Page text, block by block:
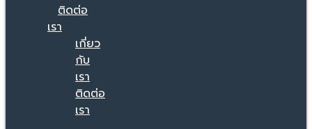
ติดต่อ
เรา
เกี่ยว
กับ
เรา
ติดต่อ
เรา